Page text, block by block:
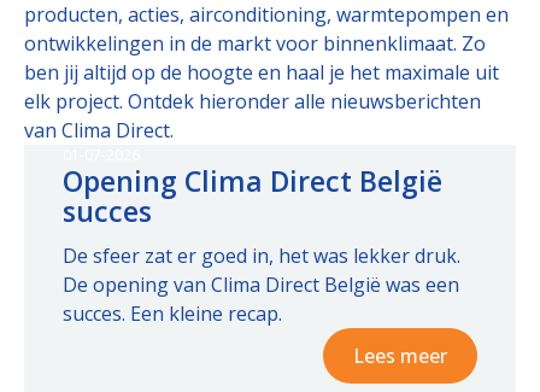
producten, acties, airconditioning, warmtepompen en
ontwikkelingen in de markt voor binnenklimaat. Zo
ben jij altijd op de hoogte en haal je het maximale uit
elk project. Ontdek hieronder alle nieuwsberichten
van Clima Direct.
Opening Clima Direct België
succes
De sfeer zat er goed in, het was lekker druk.
De opening van Clima Direct België was een
succes. Een kleine recap.
Lees meer